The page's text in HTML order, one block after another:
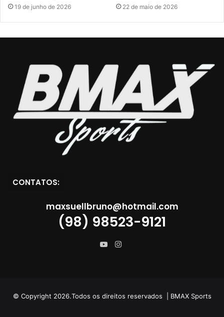
19 de junho de 2026 22 de maio de 2026
CONTATOS:
maxsuellbruno@hotmail.com
(98) 98523-9121
Instagram
© Copyright 2026.Todos os direitos reservados | BMAX Sports